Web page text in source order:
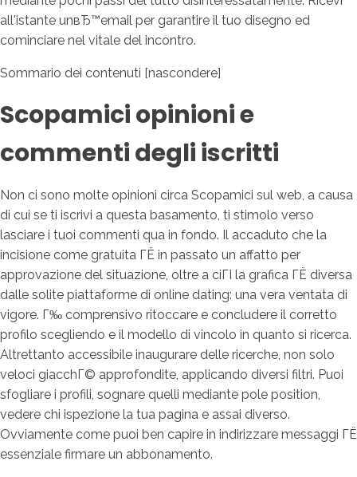
all'istante unвЂ™email per garantire il tuo disegno ed
cominciare nel vitale del incontro.
Sommario dei contenuti [nascondere]
Scopamici opinioni e
commenti degli iscritti
Non ci sono molte opinioni circa Scopamici sul web, a causa
di cui se ti iscrivi a questa basamento, ti stimolo verso
lasciare i tuoi commenti qua in fondo. Il accaduto che la
incisione come gratuita ГЁ in passato un affatto per
approvazione del situazione, oltre a ciГІ la grafica ГЁ diversa
dalle solite piattaforme di online dating: una vera ventata di
vigore. Г‰ comprensivo ritoccare e concludere il corretto
profilo scegliendo e il modello di vincolo in quanto si ricerca.
Altrettanto accessibile inaugurare delle ricerche, non solo
veloci giacchГ© approfondite, applicando diversi filtri. Puoi
sfogliare i profili, sognare quelli mediante pole position,
vedere chi ispezione la tua pagina e assai diverso.
Ovviamente come puoi ben capire in indirizzare messaggi ГЁ
essenziale firmare un abbonamento.